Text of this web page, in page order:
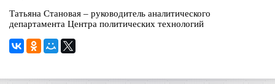
Татьяна Становая – руководитель аналитического
департамента Центра политических технологий